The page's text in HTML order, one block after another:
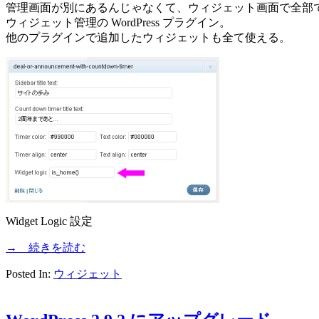
管理画面が別にあるんじゃなくて、ウィジェット画面で全部
ウィジェット管理の WordPress プラグイン。
他のプラグインで追加したウィジェットも全て使える。
Widget Logic 設定
→ 続きを読む
Posted In: ウィジェット